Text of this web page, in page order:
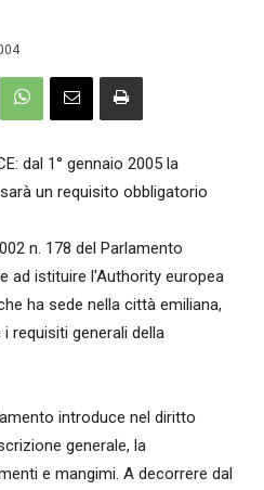
dal 1° gennaio 2005 la
un requisito obbligatorio
n. 178 del Parlamento
ad istituire l'Authority europea
ha sede nella città emiliana,
requisiti generali della
introduce nel diritto
generale, la
e mangimi. A decorrere dal